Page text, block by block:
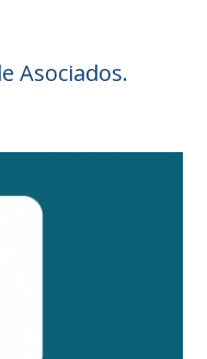
Asociados.